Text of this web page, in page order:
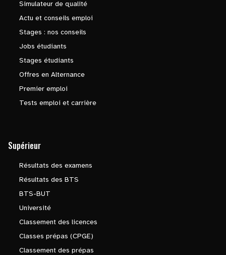
Simulateur de qualité
Actu et conseils emploi
Stages : nos conseils
Jobs étudiants
Stages étudiants
Offres en Alternance
Premier emploi
Tests emploi et carrière
Supérieur
Résultats des examens
Résultats des BTS
BTS-BUT
Université
Classement des licences
Classes prépas (CPGE)
Classement des prépas